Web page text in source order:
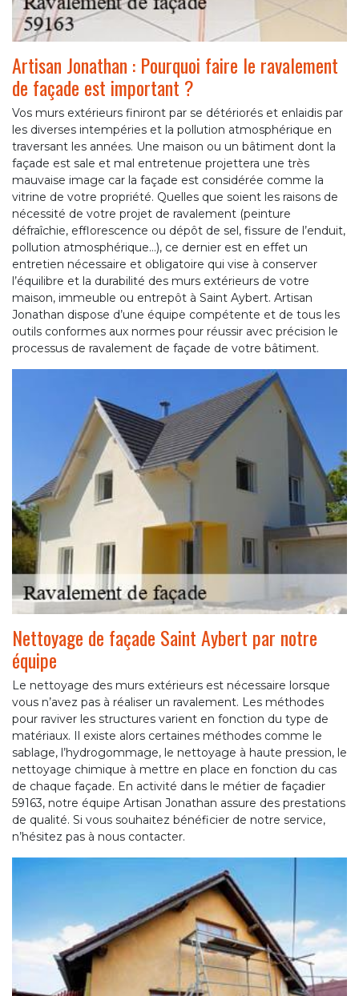
Artisan Jonathan : Pourquoi faire le ravalement
de façade est important ?
Vos murs extérieurs finiront par se détériorés et enlaidis par
les diverses intempéries et la pollution atmosphérique en
traversant les années. Une maison ou un bâtiment dont la
façade est sale et mal entretenue projettera une très
mauvaise image car la façade est considérée comme la
vitrine de votre propriété. Quelles que soient les raisons de
nécessité de votre projet de ravalement (peinture
défraîchie, efflorescence ou dépôt de sel, fissure de l’enduit,
pollution atmosphérique…), ce dernier est en effet un
entretien nécessaire et obligatoire qui vise à conserver
l’équilibre et la durabilité des murs extérieurs de votre
maison, immeuble ou entrepôt à Saint Aybert. Artisan
Jonathan dispose d’une équipe compétente et de tous les
outils conformes aux normes pour réussir avec précision le
processus de ravalement de façade de votre bâtiment.
Nettoyage de façade Saint Aybert par notre
équipe
Le nettoyage des murs extérieurs est nécessaire lorsque
vous n’avez pas à réaliser un ravalement. Les méthodes
pour raviver les structures varient en fonction du type de
matériaux. Il existe alors certaines méthodes comme le
sablage, l’hydrogommage, le nettoyage à haute pression, le
nettoyage chimique à mettre en place en fonction du cas
de chaque façade. En activité dans le métier de façadier
59163, notre équipe Artisan Jonathan assure des prestations
de qualité. Si vous souhaitez bénéficier de notre service,
n’hésitez pas à nous contacter.